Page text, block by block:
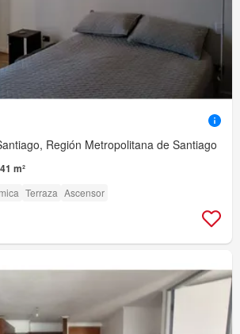
Región Metropolitana de Santiago
41 m²
Terraza Ascensor